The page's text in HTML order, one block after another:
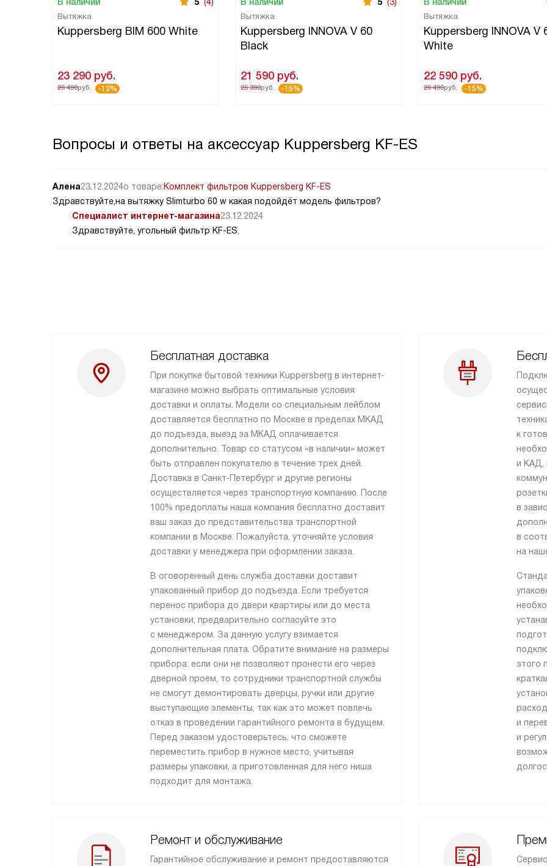
Вытяжка
Kuppersberg BIM 600 White
23 290 руб.
26 490руб. -12%
Вытяжка
Kuppersberg INNOVA V 60
Black
21 590 руб.
25 390руб. -15%
Вытяжка
Kuppersberg INNOVA V
White
22 590 руб.
26 490руб. -15%
Вопросы и ответы на аксессуар Kuppersberg KF-ES
Алена23.12.2024о товаре:Комплект фильтров Kuppersberg KF-ES
Здравствуйте,на вытяжку Slimturbo 60 w какая подойдёт модель фильтров?
Специалист интернет-магазина23.12.2024
Здравствуйте, угольный фильтр KF-ES.
Бесплатная доставка
При покупке бытовой техники Kuppersberg в интернет-
магазине можно выбрать оптимальные условия
доставки и оплаты. Модели со специальным лейблом
доставляется бесплатно по Москве в пределах МКАД
до подъезда, выезд за МКАД оплачивается
дополнительно. Товар со статусом «в наличии» может
быть отправлен покупателю в течение трех дней.
Доставка в Санкт-Петербург и другие регионы
осуществляется через транспортную компанию. После
100% предоплаты наша компания бесплатно доставит
ваш заказ до представительства транспортной
компании в Москве. Пожалуйста, уточняйте условия
доставки у менеджера при оформлении заказа.
В оговоренный день служба доставки доставит
упакованный прибор до подъезда. Если требуется
перенос прибора до двери квартиры или до места
установки, предварительно согласуйте это
с менеджером. За данную услугу взимается
дополнительная плата. Обратите внимание на размеры
прибора: если они не позволяют пронести его через
дверной проем, то сотрудники транспортной службы
не смогут демонтировать дверцы, ручки или другие
выступающие элементы, так как это может повлечь
отказ в проведении гарантийного ремонта в будущем.
Перед заказом удостоверьтесь, что сможете
переместить прибор в нужное место, учитывая
размеры упаковки, а приготовленная для него ниша
подходит для монтажа.
к
и КАД,
в
в
на
этого
и
и
Ремонт и обслуживание
Гарантийное обслуживание и ремонт предоставляются